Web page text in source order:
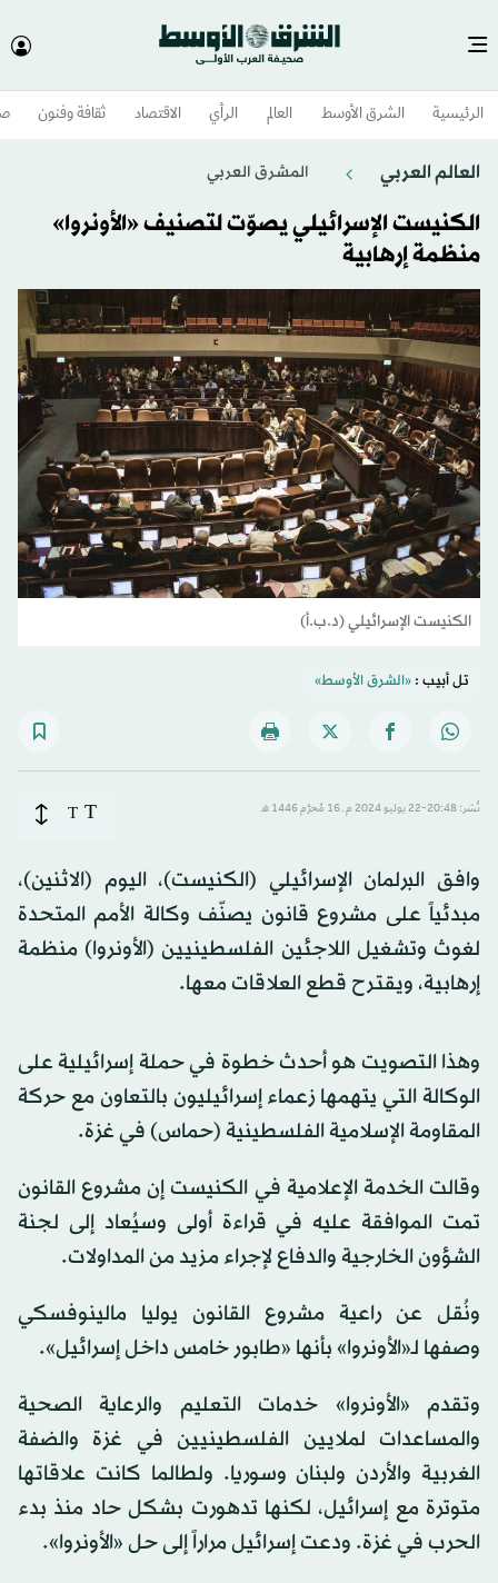
الرئيسية الشرق الأوسط​ العالم الرأي الاقتصاد ثقافة وفنون
العالم العربي المشرق العربي
الكنيست الإسرائيلي يصوّت لتصنيف «الأونروا»
منظمة إرهابية
الكنيست الإسرائيلي (د.ب.أ)
تل أبيب :«الشرق الأوسط»
نُشر: 20:48-22 يوليو 2024 م ـ 16 مُحرَّم 1446 هـ T
T
وافق البرلمان الإسرائيلي (الكنيست)، اليوم (الاثنين)،
مبدئياً على مشروع قانون يصنّف وكالة الأمم المتحدة
لغوث وتشغيل اللاجئين الفلسطينيين (الأونروا) منظمة
إرهابية، ويقترح قطع العلاقات معها.
وهذا التصويت هو أحدث خطوة في حملة إسرائيلية على
الوكالة التي يتهمها زعماء إسرائيليون بالتعاون مع حركة
المقاومة الإسلامية الفلسطينية (حماس) في غزة.
وقالت الخدمة الإعلامية في الكنيست إن مشروع القانون
تمت الموافقة عليه في قراءة أولى وسيُعاد إلى لجنة
الشؤون الخارجية والدفاع لإجراء مزيد من المداولات.
ونُقل عن راعية مشروع القانون يوليا مالينوفسكي
وصفها لـ«الأونروا» بأنها «طابور خامس داخل إسرائيل».
وتقدم «الأونروا» خدمات التعليم والرعاية الصحية
والمساعدات لملايين الفلسطينيين في غزة والضفة
الغربية والأردن ولبنان وسوريا. ولطالما كانت علاقاتها
متوترة مع إسرائيل، لكنها تدهورت بشكل حاد منذ بدء
الحرب في غزة. ودعت إسرائيل مراراً إلى حل «الأونروا».